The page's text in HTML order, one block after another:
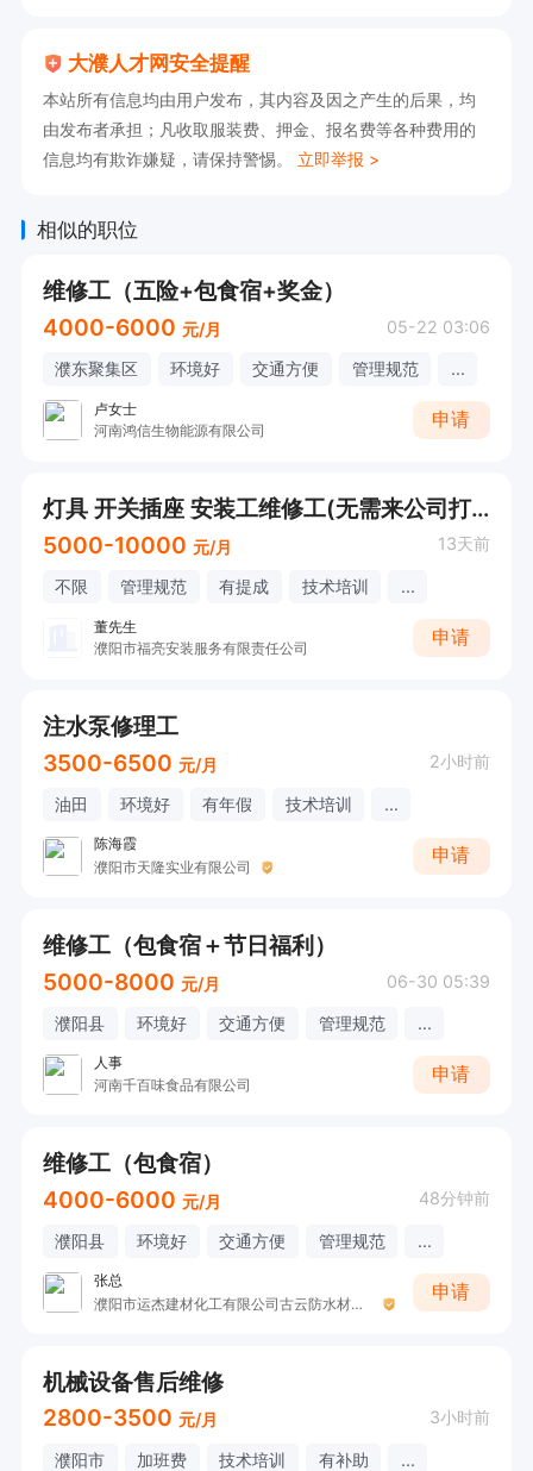
大濮人才网安全提醒
本站所有信息均由用户发布，其内容及因之产生的后果，均
由发布者承担；凡收取服装费、押金、报名费等各种费用的
信息均有欺诈嫌疑，请保持警惕。 立即举报 >
相似的职位
维修工（五险+包食宿+奖金）
4000-6000 元/月 05-22 03:06
濮东聚集区 环境好 交通方便 管理规范 ...
卢女士
河南鸿信生物能源有限公司
申请
灯具 开关插座 安装工维修工(无需来公司打卡，时间自由)
5000-10000 元/月 13天前
不限 管理规范 有提成 技术培训 ...
董先生
濮阳市福亮安装服务有限责任公司
申请
注水泵修理工
3500-6500 元/月 2小时前
油田 环境好 有年假 技术培训 ...
陈海霞
濮阳市天隆实业有限公司
申请
维修工（包食宿＋节日福利）
5000-8000 元/月 06-30 05:39
濮阳县 环境好 交通方便 管理规范 ...
人事
河南千百味食品有限公司
申请
维修工（包食宿）
4000-6000 元/月 48分钟前
濮阳县 环境好 交通方便 管理规范 ...
张总
濮阳市运杰建材化工有限公司古云防水材料广
申请
机械设备售后维修
2800-3500 元/月 3小时前
濮阳市 加班费 技术培训 有补助 ...